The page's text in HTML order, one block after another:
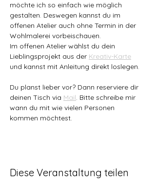
möchte ich so einfach wie möglich
gestalten. Deswegen kannst du im
offenen Atelier auch ohne Termin in der
Wohlmalerei vorbeischauen.
Im offenen Atelier wählst du dein
Lieblingsprojekt aus der Kreativ-Karte
und kannst mit Anleitung direkt loslegen.
Du planst lieber vor? Dann reserviere dir
deinen Tisch via Mail. Bitte schreibe mir
wann du mit wie vielen Personen
kommen möchtest.
Diese Veranstaltung teilen